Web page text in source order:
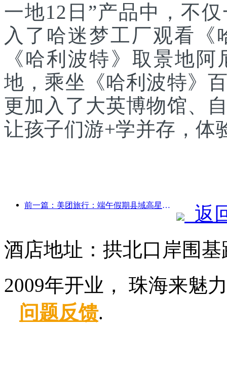
一地12日”产品中，不
入了哈迷梦工厂观看
《哈利波特》取景地
地，乘坐《哈利波特》
更加入了大英博物馆、
让孩子们游+学并存，体
前一篇：美团旅行：端午假期县域高星酒店预订火热，亲子家庭成主力
返
酒店地址：拱北口岸围基
2009年开业， 珠海来魅
问题反馈.